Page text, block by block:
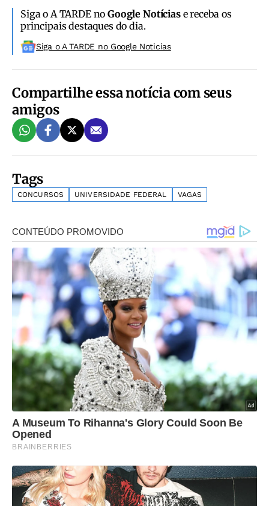
Siga o A TARDE noGoogle Notíciase receba os
principais destaques do dia.
Siga o A TARDE no Google Noticias
Compartilhe essa notícia com seus
amigos
Tags
CONCURSOS UNIVERSIDADE FEDERAL VAGAS